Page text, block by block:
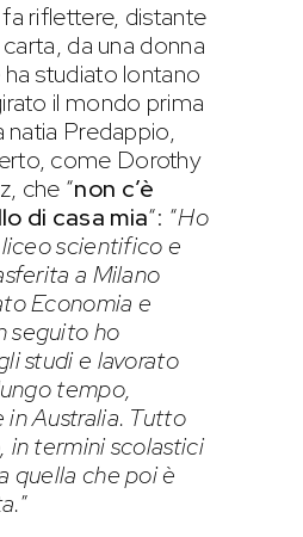
riflettere, distante
carta, da una donna
studiato lontano
il mondo prima
natia Predappio,
come Dorothy
che “non c’è
di casa mia“: “Ho
scientifico e
a Milano
Economia e
seguito ho
studi e lavorato
tempo,
in Australia. Tutto
in termini scolastici
quella che poi è
”